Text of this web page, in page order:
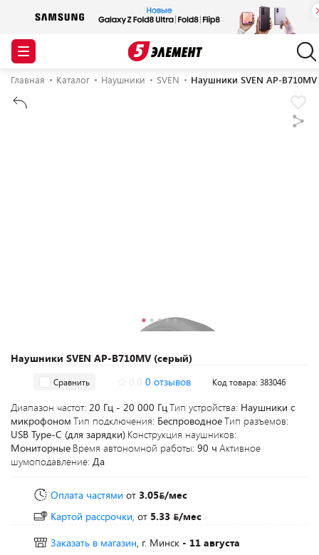
Главная Каталог Наушники SVEN Наушники SVEN AP-
Наушники SVEN AP-B710MV (серый)
Сравнить 0 отзывов Код товара: 383046
Диапазон частот: 20 Гц - 20 000 ГцТип устройства: Наушники с
микрофоном Тип подключения: БеспроводноеТип разъемов:
USB Type-C (для зарядки) Конструкция наушников:
Мониторные Время автономной работы: 90 ч Активное
шумоподавление: Да
Оплата частями от 3.05 /мес
Картой рассрочки, от 5.33
/мес
Заказать в магазин, г. Минск - 11 августа